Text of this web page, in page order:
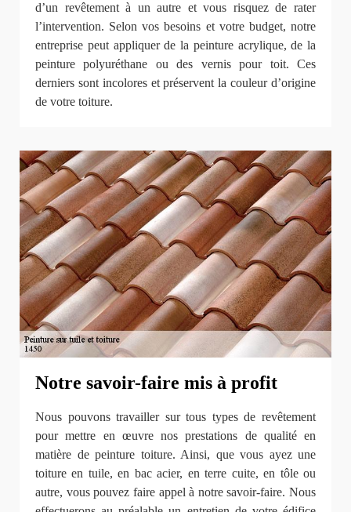
d’un revêtement à un autre et vous risquez de rater
l’intervention. Selon vos besoins et votre budget, notre
entreprise peut appliquer de la peinture acrylique, de la
peinture polyuréthane ou des vernis pour toit. Ces
derniers sont incolores et préservent la couleur d’origine
de votre toiture.
Notre savoir-faire mis à profit
Nous pouvons travailler sur tous types de revêtement
pour mettre en œuvre nos prestations de qualité en
matière de peinture toiture. Ainsi, que vous ayez une
toiture en tuile, en bac acier, en terre cuite, en tôle ou
autre, vous pouvez faire appel à notre savoir-faire. Nous